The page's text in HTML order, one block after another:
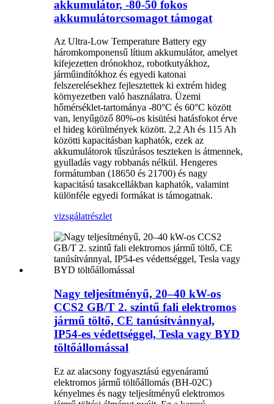
akkumulátor, -80-50 fokos
akkumulátorcsomagot támogat
Az Ultra-Low Temperature Battery egy
háromkomponensű lítium akkumulátor, amelyet
kifejezetten drónokhoz, robotkutyákhoz,
járműindítókhoz és egyedi katonai
felszerelésekhez fejlesztettek ki extrém hideg
környezetben való használatra. Üzemi
hőmérséklet-tartománya -80°C és 60°C között
van, lenyűgöző 80%-os kisütési hatásfokot érve
el hideg körülmények között. 2,2 Ah és 115 Ah
közötti kapacitásban kaphatók, ezek az
akkumulátorok tűszúrásos teszteken is átmennek,
gyulladás vagy robbanás nélkül. Hengeres
formátumban (18650 és 21700) és nagy
kapacitású tasakcellákban kaphatók, valamint
különféle egyedi formákat is támogatnak.
vizsgálatrészlet
Nagy teljesítményű, 20–40 kW-os
CCS2 GB/T 2. szintű fali elektromos
jármű töltő, CE tanúsítvánnyal,
IP54-es védettséggel, Tesla vagy BYD
töltőállomással
Ez az alacsony fogyasztású egyenáramú
elektromos jármű töltőállomás (BH-02C)
kényelmes és nagy teljesítményű elektromos